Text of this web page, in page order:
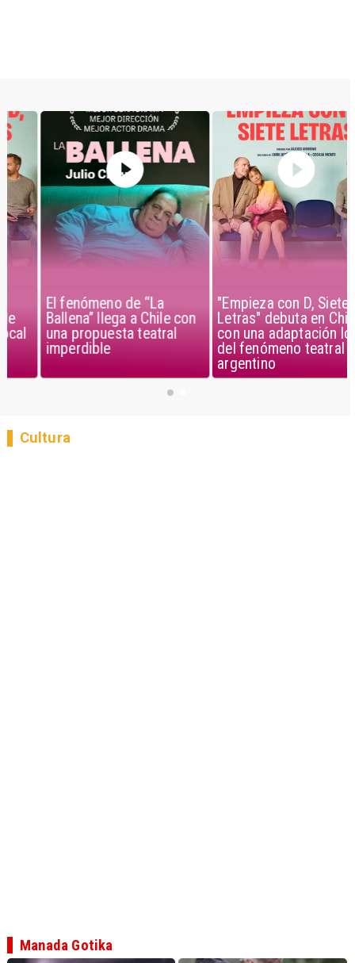
El fenómeno de “La
Ballena” llega a Chile con
una propuesta teatral
imperdible
"Empieza con D, Siete
Letras" debuta en Chile
con una adaptación local
del fenómeno teatral
argentino
Cultura
Manada Gotika